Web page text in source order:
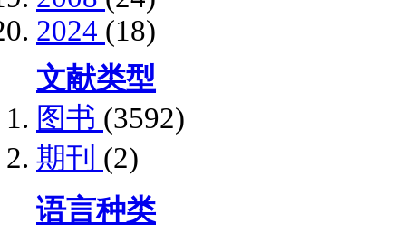
2024 (18)
文献类型
图书 (3592)
期刊 (2)
语言种类